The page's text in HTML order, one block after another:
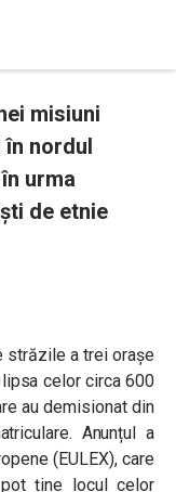
misiuni
nordul
urma
de etnie
străzile a trei orașe
celor circa 600
au demisionat din
Anunțul a
(EULEX), care
ține locul celor